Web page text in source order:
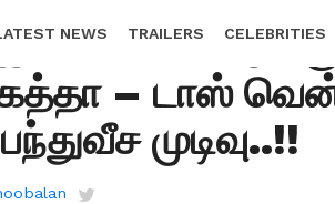
NEWS TRAILERS CELEBRITIES
இலக்கை
– டாஸ்
முடிவு..!!